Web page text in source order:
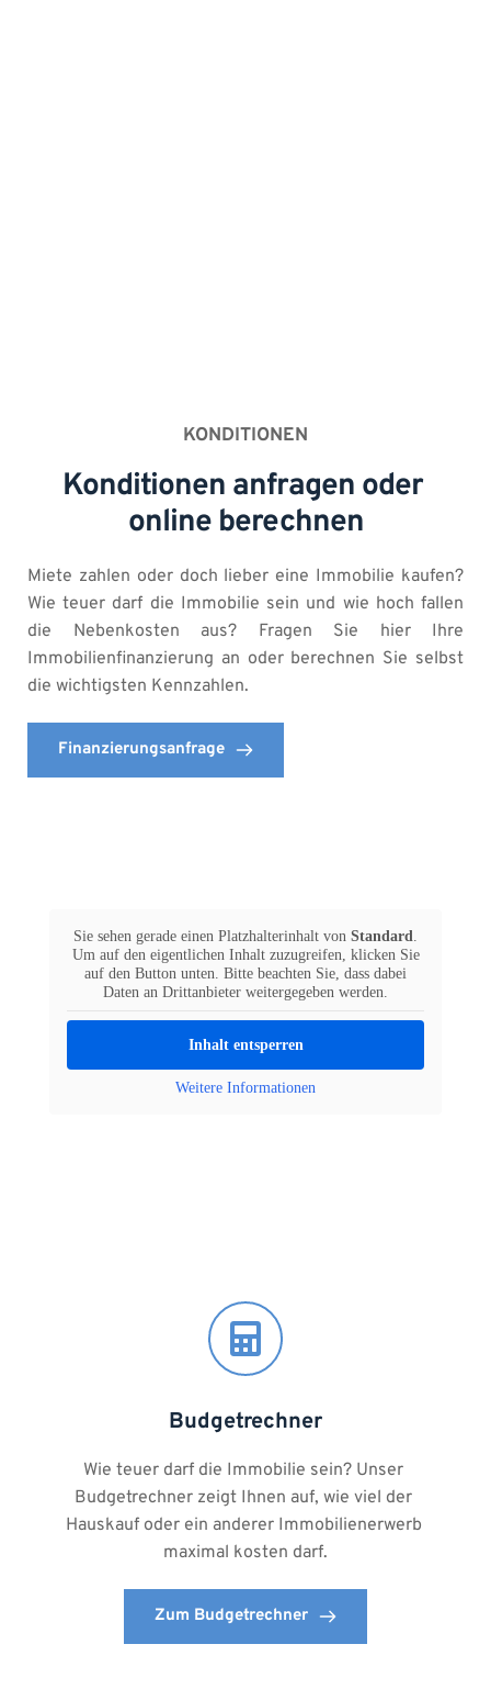
KONDITIONEN
Konditionen anfragen oder
online berechnen
Miete zahlen oder doch lieber eine Immobilie kaufen?
Wie teuer darf die Immobilie sein und wie hoch fallen
die Nebenkosten aus? Fragen Sie hier Ihre
Immobilienfinanzierung an oder berechnen Sie selbst
die wichtigsten Kennzahlen.
Finanzierungsanfrage
Sie sehen gerade einen Platzhalterinhalt von Standard
Um auf den eigentlichen Inhalt zuzugreifen, klicken Sie
auf den Button unten. Bitte beachten Sie, dass dabei
Daten an Drittanbieter weitergegeben werden.
Inhalt entsperren
Weitere Informationen
Budgetrechner
Wie teuer darf die Immobilie sein? Unser
Budgetrechner zeigt Ihnen auf, wie viel der
Hauskauf oder ein anderer Immobilienerwerb
maximal kosten darf.
Zum Budgetrechner